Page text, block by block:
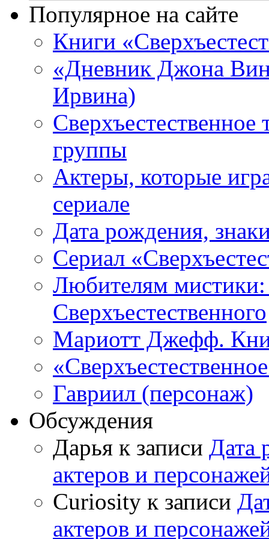
Популярное на сайте
Книги
«Дневник Джона
Ирвина)
Сверхъестественное
группы
Актеры, которые
сериале
Дата рождения,
Сериал
Любителям
Сверхъестественного
Мариотт Джефф.
Гавриил (персонаж)
Обсуждения
Дарья к записи Дата
актеров и
Curiosity к записи
актеров и